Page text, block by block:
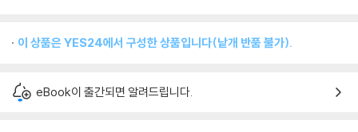
이 상품은 YES24에서 구성한 상품입니다(낱개 반품 불가).
eBook이 출간되면 알려드립니다.